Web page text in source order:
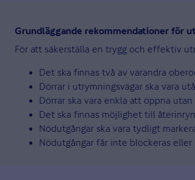
Grundläggande rekommendationer för
För att säkerställa en trygg och effektiv
Det ska finnas två av varandra
Dörrar i utrymningsvägar ska vara
Dörrar ska vara enkla att öppna
Det ska finnas möjlighet till
Nödutgångar ska vara tydligt
Nödutgångar får inte blockeras eller